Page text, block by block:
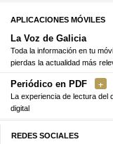
APLICACIONES MÓVILES
La Voz de Galicia
Toda la información en tu
pierdas la actualidad más
Periódico en PDF
La experiencia de lectura del
digital
REDES SOCIALES